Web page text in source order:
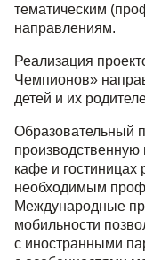
тематическим
направлениям.
Реализация
Чемпионов»
детей и их
Образовательный
производственную
кафе и гостиницах
необходимым
Международные
мобильности
с иностранными